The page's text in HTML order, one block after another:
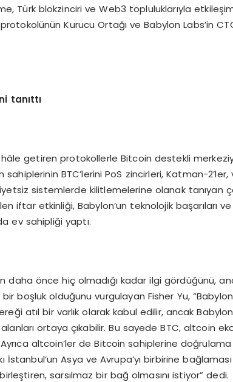
Türk blokzinciri ve Web3 topluluklarıyla
protokolünün Kurucu Ortağı ve Babylon Labs’in
tanıttı
hâle getiren protokollerle Bitcoin destekli
BTC’lerini PoS zincirleri, Katman-2’ler,
sistemlerde kilitlemelerine olanak tanıyan
iftar etkinliği, Babylon’un teknolojik başarıları
ev sahipliği yaptı.
daha önce hiç olmadığı kadar ilgi gördüğünü,
bir boşluk olduğunu vurgulayan Fisher Yu,
atıl bir varlık olarak kabul edilir, ancak
ortaya çıkabilir. Bu sayede BTC, altcoin
Ayrıca altcoin’ler de Bitcoin sahiplerine
İstanbul’un Asya ve Avrupa’yı birbirine
sarsılmaz bir bağ olmasını istiyor” dedi.